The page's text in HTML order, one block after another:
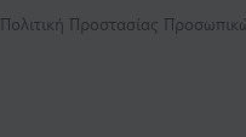
Πολιτική Προστασίας